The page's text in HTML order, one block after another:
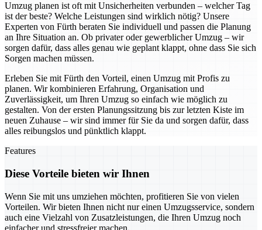
Umzug planen ist oft mit Unsicherheiten verbunden – welcher Tag
ist der beste? Welche Leistungen sind wirklich nötig? Unsere
Experten von Fürth beraten Sie individuell und passen die Planung
an Ihre Situation an. Ob privater oder gewerblicher Umzug – wir
sorgen dafür, dass alles genau wie geplant klappt, ohne dass Sie sich
Sorgen machen müssen.
Erleben Sie mit Fürth den Vorteil, einen Umzug mit Profis zu
planen. Wir kombinieren Erfahrung, Organisation und
Zuverlässigkeit, um Ihren Umzug so einfach wie möglich zu
gestalten. Von der ersten Planungssitzung bis zur letzten Kiste im
neuen Zuhause – wir sind immer für Sie da und sorgen dafür, dass
alles reibungslos und pünktlich klappt.
Features
Diese Vorteile bieten wir Ihnen
Wenn Sie mit uns umziehen möchten, profitieren Sie von vielen
Vorteilen. Wir bieten Ihnen nicht nur einen Umzugsservice, sondern
auch eine Vielzahl von Zusatzleistungen, die Ihren Umzug noch
einfacher und stressfreier machen.